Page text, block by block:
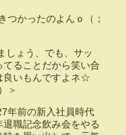
つかったのよんｏ（；
しょう、でも、サッ
ることだから笑い合
良いもんですよネ☆
＞
年前の新入社員時代
職記念飲み会をやる